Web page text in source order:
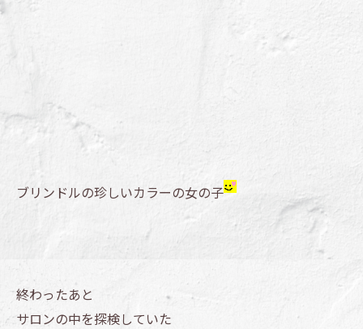
ブリンドルの珍しいカラーの女の子
終わったあと
サロンの中を探検していた